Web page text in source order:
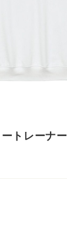
トレーナー